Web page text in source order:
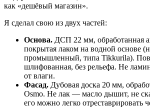
как «дешёвый магазин».
Я сделал свою из двух частей:
Основа. ДСП 22 мм, обработанная
покрытая лаком на водной основе
промышленный, типа Tikkurila).
шлифованная, без рельефа. Не
от влаги.
Фасад. Дубовая доска 20 мм,
Osmo. Не лак — масло дышит, не
его можно легко отреставрировать